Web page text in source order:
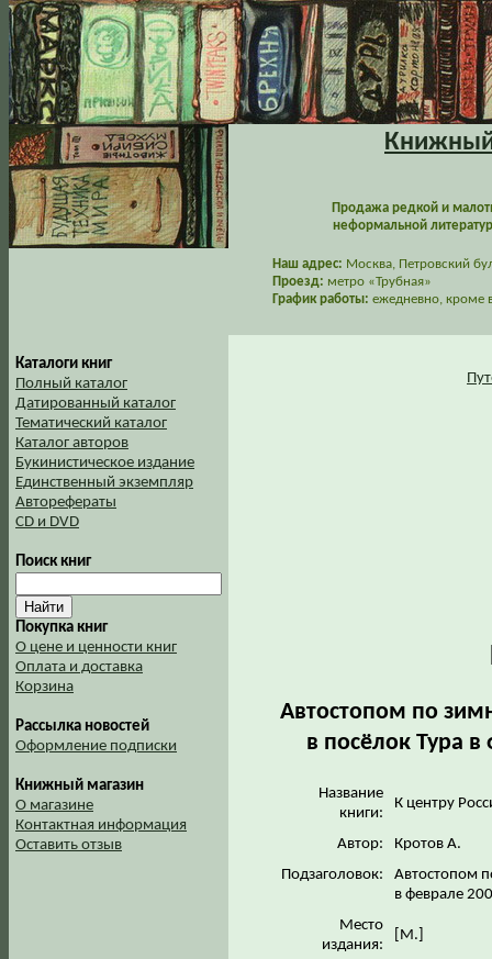
Книжный
Продажа редкой и
неформальной
Наш адрес: Москва, Петровский
Проезд: метро «Трубная»
График работы: ежедневно, кроме
Каталоги книг
Полный каталог
Датированный каталог
Тематический каталог
Каталог авторов
Букинистическое издание
Единственный экземпляр
Авторефераты
CD и DVD
Поиск книг
Покупка книг
О цене и ценности книг
Оплата и доставка
Корзина
Рассылка новостей
Оформление подписки
Книжный магазин
О магазине
Контактная информация
Оставить отзыв
Автостопом по
в посёлок Тура
Название
книги:
К центру
Автор:
Кротов А.
Подзаголовок:
Автостопом
в феврале
Место
издания:
[М.]